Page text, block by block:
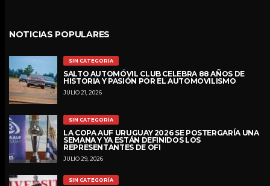
NOTICIAS POPULARES
SIN CATEGORÍA
SALTO AUTOMÓVIL CLUB CELEBRA 88 AÑOS DE
HISTORIA Y PASIÓN POR EL AUTOMOVILISMO
JULIO 21, 2026
SIN CATEGORÍA
LA COPA AUF URUGUAY 2026 SE POSTERGARÍA UNA
SEMANA Y YA ESTÁN DEFINIDOS LOS
REPRESENTANTES DE OFI
JULIO 29, 2026
SIN CATEGORÍA